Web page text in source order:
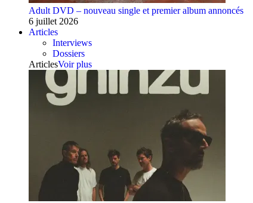
Adult DVD – nouveau single et premier album annoncés
6 juillet 2026
Articles
Interviews
Dossiers
ArticlesVoir plus